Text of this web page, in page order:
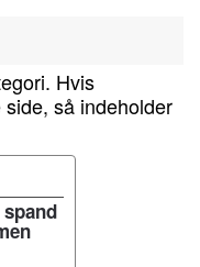
Hvis
så indeholder